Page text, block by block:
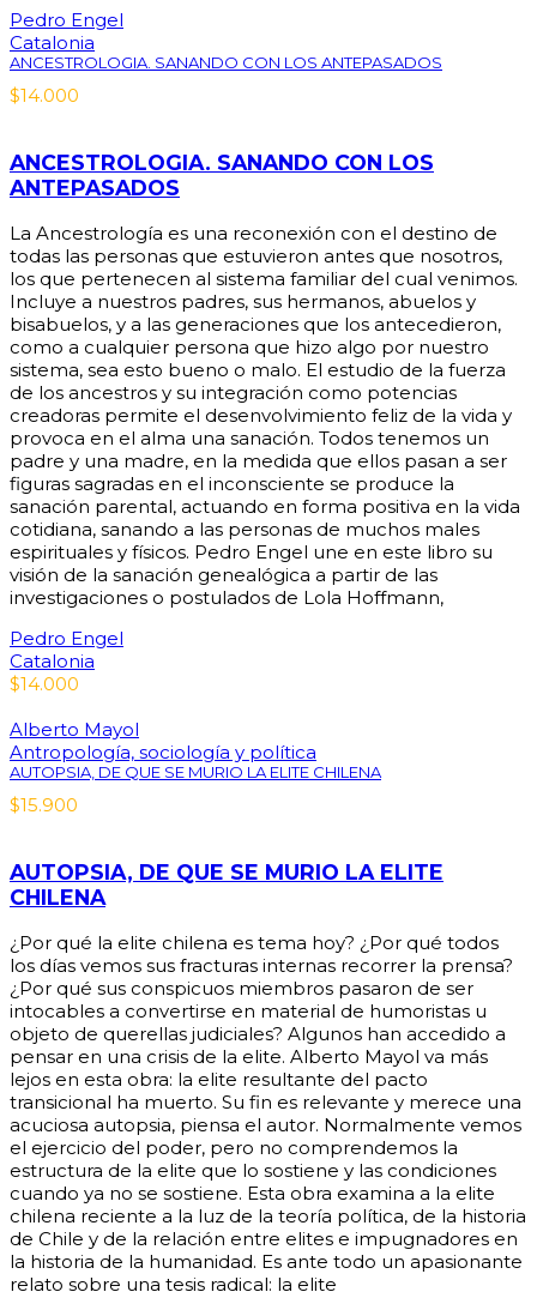
Pedro Engel
Catalonia
ANCESTROLOGIA. SANANDO CON LOS ANTEPASADOS
$14.000
ANCESTROLOGIA. SANANDO CON LOS
ANTEPASADOS
La Ancestrología es una reconexión con el destino de
todas las personas que estuvieron antes que nosotros,
los que pertenecen al sistema familiar del cual venimos.
Incluye a nuestros padres, sus hermanos, abuelos y
bisabuelos, y a las generaciones que los antecedieron,
como a cualquier persona que hizo algo por nuestro
sistema, sea esto bueno o malo. El estudio de la fuerza
de los ancestros y su integración como potencias
creadoras permite el desenvolvimiento feliz de la vida y
provoca en el alma una sanación. Todos tenemos un
padre y una madre, en la medida que ellos pasan a ser
figuras sagradas en el inconsciente se produce la
sanación parental, actuando en forma positiva en la vida
cotidiana, sanando a las personas de muchos males
espirituales y físicos. Pedro Engel une en este libro su
visión de la sanación genealógica a partir de las
investigaciones o postulados de Lola Hoffmann,
Pedro Engel
Catalonia
$14.000
Alberto Mayol
Antropología, sociología y política
AUTOPSIA, DE QUE SE MURIO LA ELITE CHILENA
$15.900
AUTOPSIA, DE QUE SE MURIO LA ELITE
CHILENA
¿Por qué la elite chilena es tema hoy? ¿Por qué todos
los días vemos sus fracturas internas recorrer la prensa?
¿Por qué sus conspicuos miembros pasaron de ser
intocables a convertirse en material de humoristas u
objeto de querellas judiciales? Algunos han accedido a
pensar en una crisis de la elite. Alberto Mayol va más
lejos en esta obra: la elite resultante del pacto
transicional ha muerto. Su fin es relevante y merece una
acuciosa autopsia, piensa el autor. Normalmente vemos
el ejercicio del poder, pero no comprendemos la
estructura de la elite que lo sostiene y las condiciones
cuando ya no se sostiene. Esta obra examina a la elite
chilena reciente a la luz de la teoría política, de la historia
de Chile y de la relación entre elites e impugnadores en
la historia de la humanidad. Es ante todo un apasionante
relato sobre una tesis radical: la elite